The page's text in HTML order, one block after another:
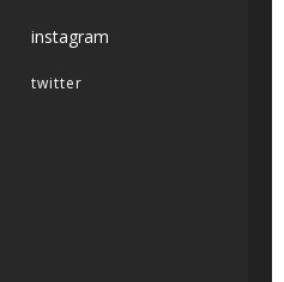
instagram
twitter